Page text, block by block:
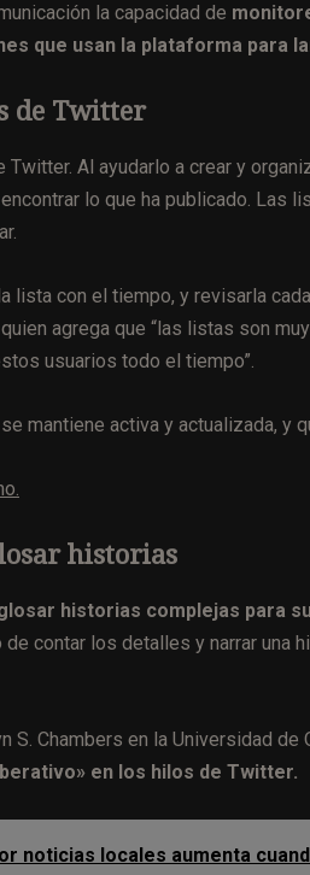
la capacidad de
que usan la plataforma para
de Twitter
Al ayudarlo a crear y
lo que ha publicado. Las
lista con el tiempo, y revisarla
agrega que “las listas son
usuarios todo el tiempo”.
mantiene activa y actualizada, y
historias
historias complejas para
contar los detalles y narrar una
Chambers en la Universidad de
en los hilos de Twitter.
noticias locales aumenta